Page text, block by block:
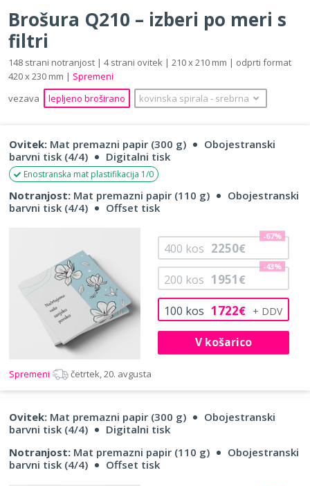
Brošura Q210 – izberi po meri s
filtri
148 strani notranjost | 4 strani ovitek | 210 x 210 mm | odprti format
420 x 230 mm | Spremeni
vezava
lepljeno broširano kovinska spirala ‐ srebrna
Ovitek: Mat premazni papir (300 g)
Obojestranski
barvni tisk (4/4)
Digitalni tisk
Enostranska mat plastifikacija 1/0
Notranjost: Mat premazni papir (110 g)
Obojestranski
barvni tisk (4/4)
Offset tisk
100 kos 1722€
200 kos 1951€
-43%
400 kos 2250€
-67%
V košarico
Spremeni četrtek, 20. avgusta
Ovitek: Mat premazni papir (300 g)
Obojestranski
barvni tisk (4/4)
Digitalni tisk
Notranjost: Mat premazni papir (110 g)
Obojestranski
barvni tisk (4/4)
Offset tisk